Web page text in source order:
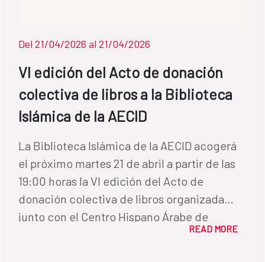
instituciones; • marcas de bibliotecas
personales incorporadas a la colección de la
restauración que muestran cómo también el
tiempo deja su marca en los ejemplares.
encontrarse dedicatorias a figuras como
Gabriela Mistral o Gerardo Diego; ex libris de
procedentes de bibliotecas personales
donadas a la AECID; y libros que conservan
Del 21/04/2026 al 21/04/2026
VI edición del Acto de donación
colectiva de libros a la Biblioteca
Islámica de la AECID
La Biblioteca Islámica de la AECID acogerá
el próximo martes 21 de abril a partir de las
19:00 horas la VI edición del Acto de
donación colectiva de libros organizada
junto con el Centro Hispano Árabe de
Cultura (CIHAR), una iniciativa orientada a
READ MORE